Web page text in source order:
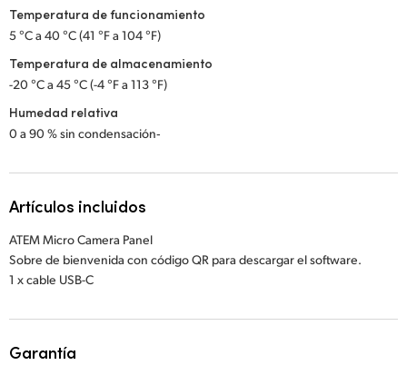
Temperatura de funcionamiento
5 °C a 40 °C (41 °F a 104 °F)
Temperatura de almacenamiento
-20 °C a 45 °C (-4 °F a 113 °F)
Humedad relativa
0 a 90 % sin condensación‑
Artículos incluidos
ATEM Micro Camera Panel
Sobre de bienvenida con código QR para descargar el software.
1 x cable USB-C
Garantía